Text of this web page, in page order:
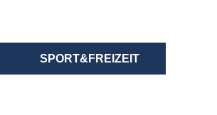
SPORT&FREIZEIT